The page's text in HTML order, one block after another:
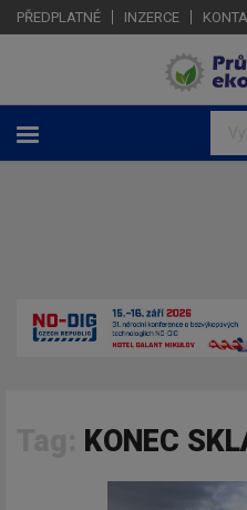
PŘEDPLATNÉ INZERCE
KONEC